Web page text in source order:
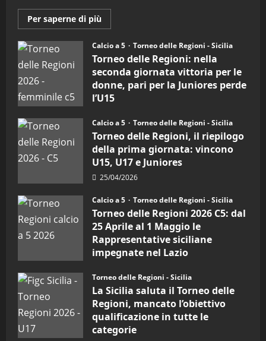
4
“SportEmpire” in Podcast: 27^
Puntata (Martedi 14 Aprile 2026)
5
"SportEmpire" in Podcast
“SportEmpire” in Podcast: 26^
Puntata (Martedi 07 Aprile 2026)
Per saperne di più
informazioni
Torneo
delle
Regioni
di
calcio
a
5:
la
Juniores
è
vicecampione
d’Italia
Calcio a 5 Torneo delle Regioni - Sicilia
Torneo delle Regioni: nella
seconda giornata vittoria per le
donne, pari per la Juniores perde
l’U15
Calcio a 5
Torneo delle Regioni - Sicilia
Torneo delle Regioni, il riepilogo
della prima giornata: vincono
U15, U17 e Juniores
25/04/2026
Calcio a 5 Torneo delle Regioni - Sicilia
Torneo delle Regioni 2026 C5: dal
25 Aprile al 1 Maggio le
Rappresentative siciliane
impegnate nel Lazio
Torneo delle Regioni - Sicilia
La Sicilia saluta il Torneo delle
Regioni, mancato l’obiettivo
qualificazione in tutte le
categorie